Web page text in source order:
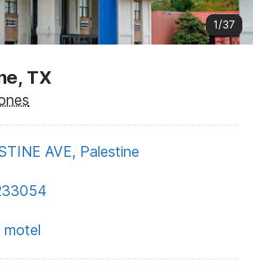
1/37
TX
AVE, Palestine
motel